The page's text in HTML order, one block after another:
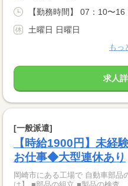
【勤務時間】 07：10〜
土曜日 日曜日
もっ
求人
[一般派遣]
【時給1900円】未経
お仕事◆大型連休あり
岡崎市にある工場で 自動車部品の製造